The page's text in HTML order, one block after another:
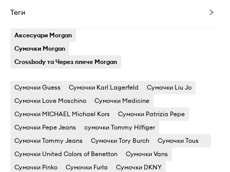
Теги
Аксесуари Morgan
Сумочки Morgan
Crossbody та Через плече Morgan
Сумочки Guess Сумочки Karl Lagerfeld
Сумочки Liu Jo
Сумочки Love Moschino
Сумочки Medicine
Сумочки MICHAEL Michael Kors
Сумочки Patrizia Pepe
Сумочки Pepe Jeans
сумочки Tommy Hilfiger
Сумочки Tommy Jeans
Сумочки Tory Burch
Сумочки Tous
Сумочки United Colors of Benetton
Сумочки Vans
Сумочки Pinko
Сумочки Furla
Сумочки DKNY